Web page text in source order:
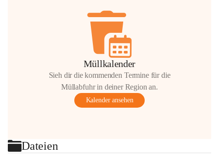
Müllkalender
Sieh dir die kommenden Termine für die
Müllabfuhr in deiner Region an.
Kalender ansehen
Dateien